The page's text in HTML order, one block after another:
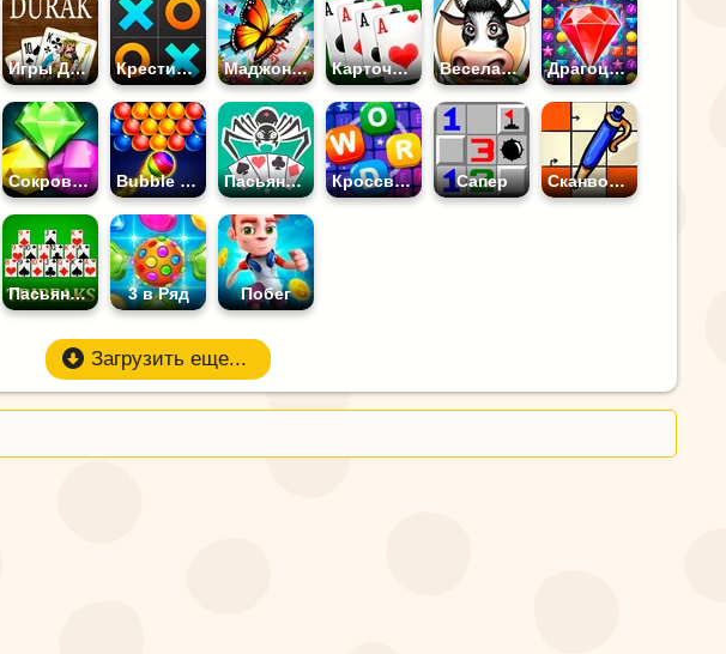
Игры Дурак Крестики Нолики Маджонг Бабочки Карточные Веселая Ферма Драгоценные Камни
Сокровища Bubble Shooter Пасьянс Паук 4 Масти Кроссворд Сапер Сканворды
Пасьянс Три Пика 3 в Ряд Побег
Загрузить еще...